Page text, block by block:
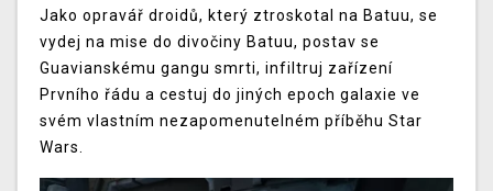
Jako opravář droidů, který ztroskotal na Batuu, se
vydej na mise do divočiny Batuu, postav se
Guavianskému gangu smrti, infiltruj zařízení
Prvního řádu a cestuj do jiných epoch galaxie ve
svém vlastním nezapomenutelném příběhu Star
Wars.